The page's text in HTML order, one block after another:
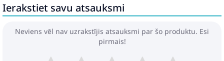
Ierakstiet savu atsauksmi
Neviens vēl nav uzrakstījis atsauksmi par šo produktu. Esi
pirmais!